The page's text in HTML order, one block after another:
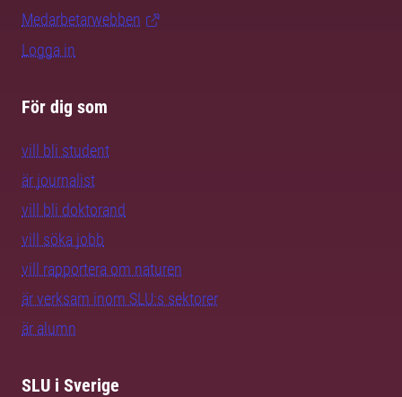
Medarbetarwebben
Logga in
För dig som
vill bli student
är journalist
vill bli doktorand
vill söka jobb
vill rapportera om naturen
är verksam inom SLU:s sektorer
är alumn
SLU i Sverige